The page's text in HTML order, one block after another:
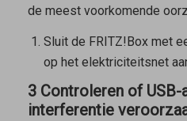
de meest voorkomende
Sluit de FRITZ!Box met
op het elektriciteitsnet
3 Controleren of USB-
interferentie